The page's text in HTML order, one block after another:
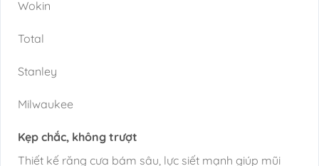
Wokin
Total
Stanley
Milwaukee
Kẹp chắc, không trượt
Thiết kế răng cưa bám sâu, lực siết mạnh giúp mũi